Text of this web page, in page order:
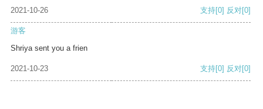
2021-10-26 支持[0] 反对[0]
游客
Shriya sent you a frien
2021-10-23 支持[0] 反对[0]